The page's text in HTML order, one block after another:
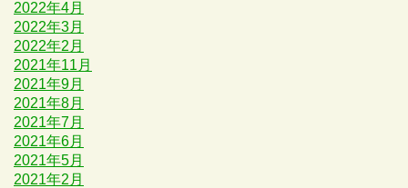
2022年4月
2022年3月
2022年2月
2021年11月
2021年9月
2021年8月
2021年7月
2021年6月
2021年5月
2021年2月